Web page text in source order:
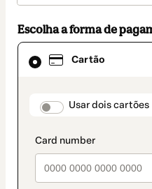
Escolha a forma de
Cartão
Usar dois cartões
Cartão
selecionado
pagamento